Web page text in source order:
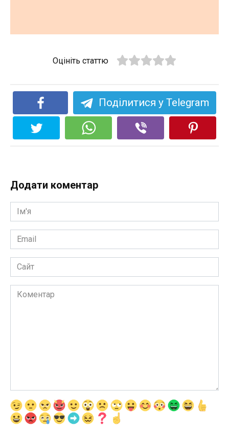
Оцініть статтю
Поділитися у Telegram
Додати коментар
Ім'я
*
Email
*
Сайт
Коментар